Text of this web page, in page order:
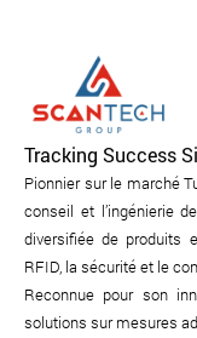
Tracking Success
Pionnier sur le marché
conseil et l’ingénierie
diversifiée de produits
RFID, la sécurité et le
Reconnue pour son
solutions sur mesures